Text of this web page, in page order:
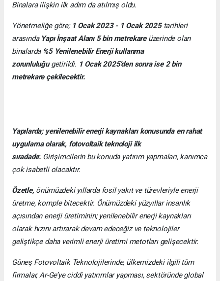
Binalara ilişkin ilk adım da atılmış oldu.
Yönetmeliğe göre; 1 Ocak 2023 - 1 Ocak 2025 tarihleri
arasında Yapı İnşaat Alanı 5 bin metrekare üzerinde olan
binalarda%5 Yenilenebilir Enerji kullanma
zorunluluğugetirildi. 1 Ocak 2025’den sonra ise 2 bin
metrekare çekilecektir.
Yapılarda; yenilenebilir enerji kaynakları konusunda en rahat
uygulama olarak, fotovoltaik teknoloji ilk
sıradadır. Girişimcilerin bu konuda yatırım yapmaları, kanımca
çok isabetli olacaktır.
Özetle,önümüzdeki yıllarda fosil yakıt ve türevleriyle enerji
üretme, komple bitecektir. Önümüzdeki yüzyıllar insanlık
açısından enerji üretiminin; yenilenebilir enerji kaynakları
olarak hızını artırarak devam edeceğiz ve teknolojiler
geliştikçe daha verimli enerji üretimi metotları gelişecektir.
Güneş Fotovoltaik Teknolojilerinde, ülkemizdeki ilgili tüm
firmalar, Ar-Ge’ye ciddi yatırımlar yapması, sektöründe global